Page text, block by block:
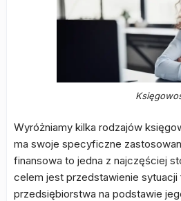
Wyróżniamy kilka rodzajów
ma swoje specyficzne
finansowa to jedna z najczęściej
celem jest przedstawienie sytuacji
przedsiębiorstwa na podstawie